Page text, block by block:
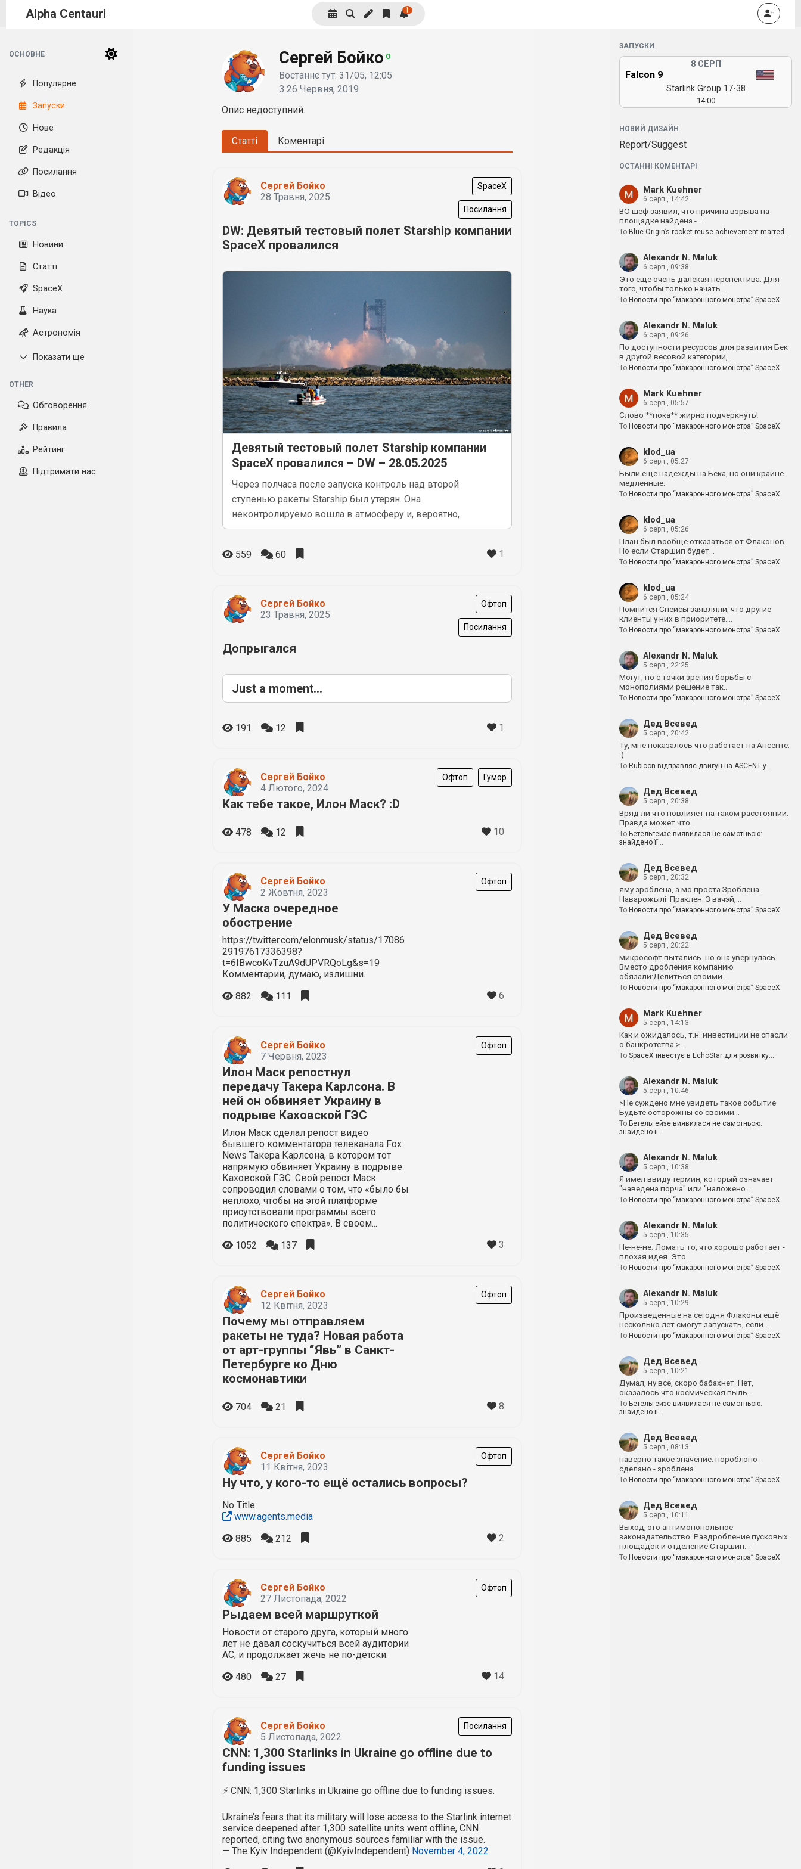
Alpha Centauri 1
ОСНОВНЕ
Популярне
Запуски
Нове
Редакція
Посилання
Відео
TOPICS
Новини
Статті
SpaceX
Наука
Астрономія
Показати ще
OTHER
Обговорення
Правила
Рейтинг
Підтримати нас
Сергей Бойко 0
Востаннє тут: 31/05, 12:05
З 26 Червня, 2019
Опис недоступний.
Статті Коментарі
Сергей Бойко
28 Травня, 2025
SpaceX
Посилання
DW: Девятый тестовый полет Starship компании
SpaceX провалился
Девятый тестовый полет Starship компании
SpaceX провалился – DW – 28.05.2025
Через полчаса после запуска контроль над второй
ступенью ракеты Starship был утерян. Она
неконтролируемо вошла в атмосферу и, вероятно,
разрушилась над Индийским океаном.
559 60 1
Сергей Бойко
23 Травня, 2025
Офтоп
Посилання
Допрыгался
Just a moment...
191 12 1
Сергей Бойко
4 Лютого, 2024
Офтоп Гумор
Как тебе такое, Илон Маск? :D
478 12 10
Сергей Бойко
2 Жовтня, 2023
Офтоп
У Маска очередное
обострение
https://twitter.com/elonmusk/status/17086
29197617336398?
t=6IBwcoKvTzuA9dUPVRQoLg&s=19
Комментарии, думаю, излишни.
882
111 6
Сергей Бойко
7 Червня, 2023
Офтоп
Илон Маск репостнул
передачу Такера Карлсона. В
ней он обвиняет Украину в
подрыве Каховской ГЭС
Илон Маск сделал репост видео
бывшего комментатора телеканала Fox
News Такера Карлсона, в котором тот
напрямую обвиняет Украину в подрыве
Каховской ГЭС. Свой репост Маск
сопроводил словами о том, что «было бы
неплохо, чтобы на этой платформе
присутствовали программы всего
политического спектра». В своем...
1052
137 3
Сергей Бойко
12 Квітня, 2023
Офтоп
Почему мы отправляем
ракеты не туда? Новая работа
от арт-группы “Явь” в Санкт-
Петербурге ко Дню
космонавтики
704 21 8
Сергей Бойко
11 Квітня, 2023
Офтоп
Ну что, у кого-то ещё остались вопросы?
No Title
www.agents.media
885
212 2
Сергей Бойко
27 Листопада, 2022
Офтоп
Рыдаем всей маршруткой
Новости от старого друга, который много
лет не давал соскучиться всей аудитории
AC, и продолжает жечь не по-детски.
480
27 14
Сергей Бойко
5 Листопада, 2022
Посилання
CNN: 1,300 Starlinks in Ukraine go offline due to
funding issues
⚡️ CNN: 1,300 Starlinks in Ukraine go offline due to funding issues.
Ukraine’s fears that its military will lose access to the Starlink internet
service deepened after 1,300 satellite units went offline, CNN
reported, citing two anonymous sources familiar with the issue.
— The Kyiv Independent (@KyivIndependent) November 4, 2022
ЗАПУСКИ
8 СЕРП
Falcon 9
Starlink Group 17-38
14:00
НОВИЙ ДИЗАЙН
Report/Suggest
ОСТАННІ КОМЕНТАРІ
Mark Kuehner
6 серп., 14:42
BO шеф заявил, что причина взрыва на
площадке найдена -…
To Blue Origin’s rocket reuse achievement marred…
Alexandr N. Maluk
6 серп., 09:38
Это ещё очень далёкая перспектива. Для
того, чтобы только начать…
To Новости про “макаронного монстра” SpaceX
Alexandr N. Maluk
6 серп., 09:26
По доступности ресурсов для развития Бек
в другой весовой категории,…
To Новости про “макаронного монстра” SpaceX
Mark Kuehner
6 серп., 05:57
Слово **пока** жирно подчеркнуть!
To Новости про “макаронного монстра” SpaceX
klod_ua
6 серп., 05:27
Были ещё надежды на Бека, но они крайне
медленные.
To Новости про “макаронного монстра” SpaceX
klod_ua
6 серп., 05:26
План был вообще отказаться от Флаконов.
Но если Старшип будет…
To Новости про “макаронного монстра” SpaceX
klod_ua
6 серп., 05:24
Помнится Спейсы заявляли, что другие
клиенты у них в приоритете.…
To Новости про “макаронного монстра” SpaceX
Alexandr N. Maluk
5 серп., 22:25
Могут, но с точки зрения борьбы с
монополиями решение так…
To Новости про “макаронного монстра” SpaceX
Дед Всевед
5 серп., 20:42
Ту, мне показалось что работает на Апсенте.
:)
To Rubicon відправляє двигун на ASCENT у…
Дед Всевед
5 серп., 20:38
Вряд ли что повлияет на таком расстоянии.
Правда может что…
To Бетельгейзе виявилася не самотньою:
знайдено її…
Дед Всевед
5 серп., 20:32
яму зроблена, а мо проста Зроблена.
Наварожылі. Праклен. З вачэй,…
To Новости про “макаронного монстра” SpaceX
Дед Всевед
5 серп., 20:22
микрософт пытались. но она увернулась.
Вместо дробления компанию
обязали:Делиться своими…
To Новости про “макаронного монстра” SpaceX
Mark Kuehner
5 серп., 14:13
Как и ожидалось, т.н. инвестиции не спасли
о банкротства >…
To SpaceX інвестує в EchoStar для розвитку…
Alexandr N. Maluk
5 серп., 10:46
>Не суждено мне увидеть такое событие
Будьте осторожны со своими…
To Бетельгейзе виявилася не самотньою:
знайдено її…
Alexandr N. Maluk
5 серп., 10:38
Я имел ввиду термин, который означает
"наведена порча" или "наложено…
To Новости про “макаронного монстра” SpaceX
Alexandr N. Maluk
5 серп., 10:35
Не-не-не. Ломать то, что хорошо работает -
плохая идея. Это…
To Новости про “макаронного монстра” SpaceX
Alexandr N. Maluk
5 серп., 10:29
Произведенные на сегодня Флаконы ещё
несколько лет смогут запускать, если…
To Новости про “макаронного монстра” SpaceX
Дед Всевед
5 серп., 10:21
Думал, ну все, скоро бабахнет. Нет,
оказалось что космическая пыль…
To Бетельгейзе виявилася не самотньою:
знайдено її…
Дед Всевед
5 серп., 08:13
наверно такое значение: пороблэно -
сделано - зроблена.
To Новости про “макаронного монстра” SpaceX
Дед Всевед
5 серп., 10:11
Выход, это антимонопольное
законадательство. Раздробление пусковых
площадок и отделение Старшип…
To Новости про “макаронного монстра” SpaceX